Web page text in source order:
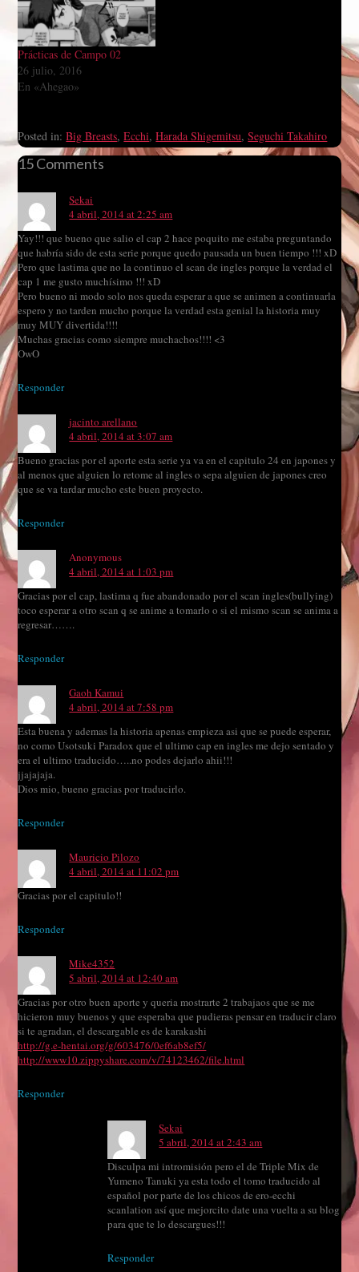
Prácticas de Campo 02
26 julio, 2016
En «Ahegao»
Posted in:Big Breasts,Ecchi,Harada Shigemitsu,Seguchi Takahiro
15 Comments
Sekai
4 abril, 2014 at 2:25 am
Yay!!! que bueno que salio el cap 2 hace poquito me estaba preguntando
que habría sido de esta serie porque quedo pausada un buen tiempo !!! xD
Pero que lastima que no la continuo el scan de ingles porque la verdad el
cap 1 me gusto muchísimo !!! xD
Pero bueno ni modo solo nos queda esperar a que se animen a continuarla
espero y no tarden mucho porque la verdad esta genial la historia muy
muy MUY divertida!!!!
Muchas gracias como siempre muchachos!!!! <3
OwO
Responder
jacinto arellano
4 abril, 2014 at 3:07 am
Bueno gracias por el aporte esta serie ya va en el capitulo 24 en japones y
al menos que alguien lo retome al ingles o sepa alguien de japones creo
que se va tardar mucho este buen proyecto.
Responder
Anonymous
4 abril, 2014 at 1:03 pm
Gracias por el cap, lastima q fue abandonado por el scan ingles(bullying)
toco esperar a otro scan q se anime a tomarlo o si el mismo scan se anima a
regresar…….
Responder
Gaoh Kamui
4 abril, 2014 at 7:58 pm
Esta buena y ademas la historia apenas empieza asi que se puede esperar,
no como Usotsuki Paradox que el ultimo cap en ingles me dejo sentado y
era el ultimo traducido…..no podes dejarlo ahii!!!
jjajajaja.
Dios mio, bueno gracias por traducirlo.
Responder
Mauricio Pilozo
4 abril, 2014 at 11:02 pm
Gracias por el capitulo!!
Responder
Mike4352
5 abril, 2014 at 12:40 am
Gracias por otro buen aporte y queria mostrarte 2 trabajaos que se me
hicieron muy buenos y que esperaba que pudieras pensar en traducir claro
si te agradan, el descargable es de karakashi
http://g.e-hentai.org/g/603476/0ef6ab8ef5/
http://www10.zippyshare.com/v/74123462/file.html
Responder
Sekai
5 abril, 2014 at 2:43 am
Disculpa mi intromisión pero el de Triple Mix de
Yumeno Tanuki ya esta todo el tomo traducido al
español por parte de los chicos de ero-ecchi
scanlation así que mejorcito date una vuelta a su blog
para que te lo descargues!!!
Responder